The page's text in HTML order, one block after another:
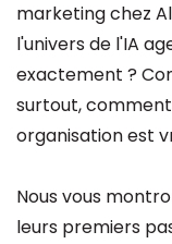
marketing chez
l'univers de l'IA
exactement ?
surtout,
organisation est
Nous vous
leurs premiers